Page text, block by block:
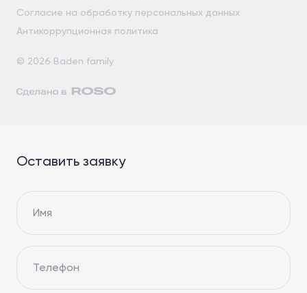
Согласие на обработку персональных данных
Антикоррупционная политика
© 2026 Baden family
Оставить заявку
Имя
Телефон